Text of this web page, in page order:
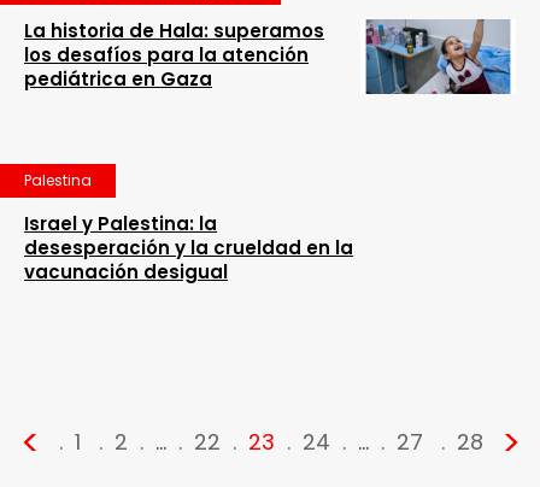
La historia de Hala: superamos
los desafíos para la atención
pediátrica en Gaza
Palestina
Israel y Palestina: la
desesperación y la crueldad en la
vacunación desigual
< 1 2 … 22 23 24 … 27 28 >